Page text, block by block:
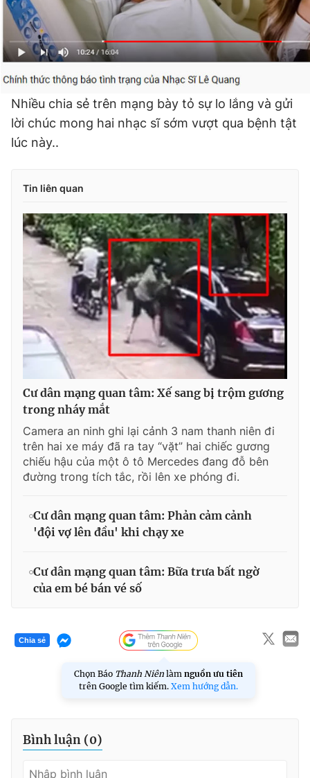
Nhiều chia sẻ trên mạng bày tỏ sự lo lắng và gửi
lời chúc mong hai nhạc sĩ sớm vượt qua bệnh tật
lúc này..
Tin liên quan
Cư dân mạng quan tâm: Xế sang bị trộm gương
trong nháy mắt
Camera an ninh ghi lại cảnh 3 nam thanh niên đi
trên hai xe máy đã ra tay “vặt” hai chiếc gương
chiếu hậu của một ô tô Mercedes đang đỗ bên
đường trong tích tắc, rồi lên xe phóng đi.
Cư dân mạng quan tâm: Phản cảm cảnh
'đội vợ lên đầu' khi chạy xe
Cư dân mạng quan tâm: Bữa trưa bất ngờ
của em bé bán vé số
Chia sẻ
Chọn Báo Thanh Niên làm nguồn ưu tiên
trên Google tìm kiếm. Xem hướng dẫn.
Bình luận (0)